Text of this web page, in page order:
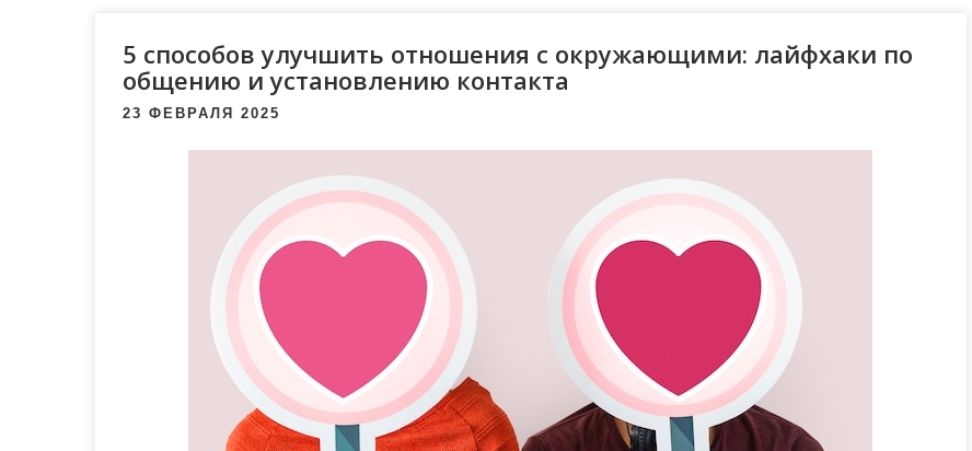
5 способов улучшить отношения с окружающими: лайфхаки по
общению и установлению контакта
23 ФЕВРАЛЯ 2025